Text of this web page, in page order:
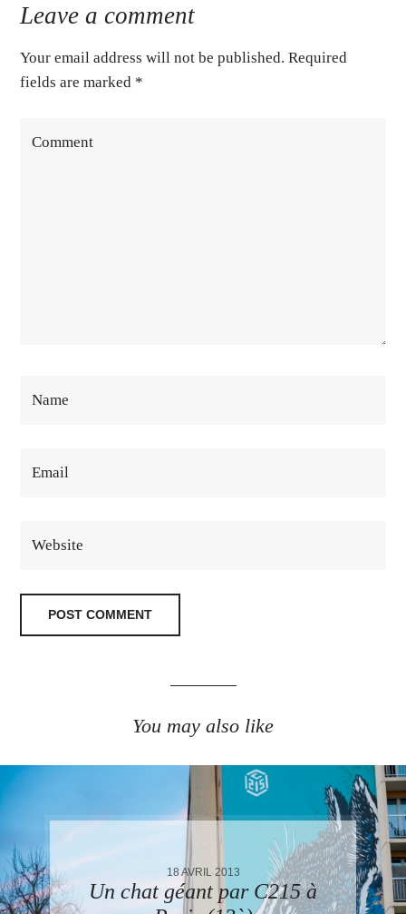
Leave a comment
Your email address will not be published. Required
fields are marked *
You may also like
18 AVRIL 2013
Un chat géant par C215 à